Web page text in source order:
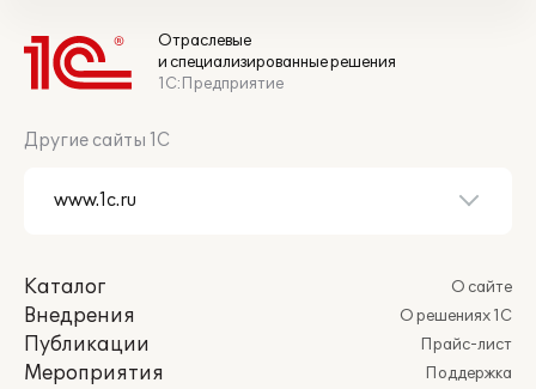
Отраслевые
и специализированные решения
1С:Предприятие
Другие сайты 1С
Каталог
Внедрения
Публикации
Мероприятия
О сайте
О решениях 1С
Прайс-лист
Поддержка